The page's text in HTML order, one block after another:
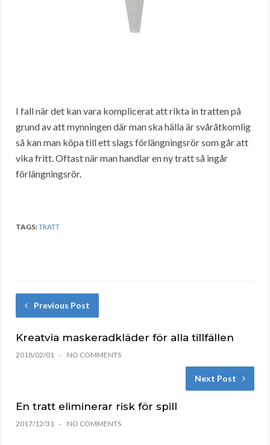
I fall när det kan vara komplicerat att rikta in tratten på
grund av att mynningen där man ska hälla är svåråtkomlig
så kan man köpa till ett slags förlängningsrör som går att
vika fritt. Oftast när man handlar en ny tratt så ingår
förlängningsrör.
TAGS:TRATT
Previous Post
Kreatvia maskeradkläder för alla tillfällen
2018/02/01 NO COMMENTS
Next Post
En tratt eliminerar risk för spill
2017/12/31 NO COMMENTS